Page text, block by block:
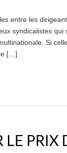
entre les
syndicalistes
Si
[…]
LE PRIX